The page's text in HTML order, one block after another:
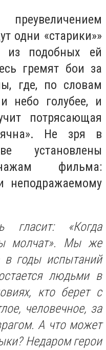
одни «старики»»
из подобных ей
гремят бои за
где, по словам
небо голубее, и
потрясающая
Не зря в
установлены
фильма:
неподражаемому
гласит: «Когда
молчат». Мы же
в годы испытаний
людьми в
кто берет с
человечное, за
А что может
Недаром герои